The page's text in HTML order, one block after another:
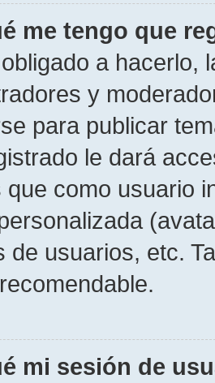
me tengo que
a hacerlo,
y
para publicar
le dará
que como usuario
de usuarios, etc.
mi sesión de